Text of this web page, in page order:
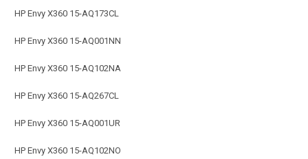
HP Envy X360 15-AQ173CL
HP Envy X360 15-AQ001NN
HP Envy X360 15-AQ102NA
HP Envy X360 15-AQ267CL
HP Envy X360 15-AQ001UR
HP Envy X360 15-AQ102NO